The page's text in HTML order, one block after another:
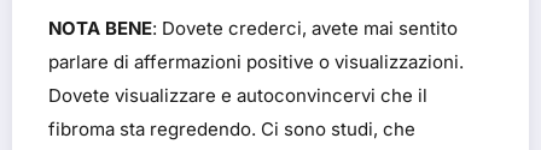
NOTA BENE: Dovete crederci, avete mai sentito
parlare di affermazioni positive o visualizzazioni.
Dovete visualizzare e autoconvincervi che il
fibroma sta regredendo. Ci sono studi, che